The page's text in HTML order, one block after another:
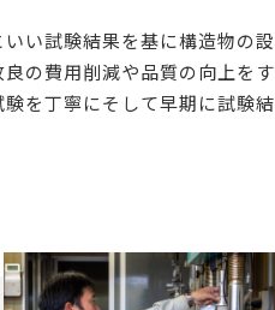
い試験結果を基に構造物の設
の費用削減や品質の向上をす
を丁寧にそして早期に試験結